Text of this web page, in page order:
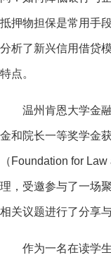
抵押物担保是常用手
分析了新兴信用借贷
特点。
温州肯恩大学金
金和院长一等奖学金
（Foundation for
理，受邀参与了一场
相关议题进行了分享与
作为一名在读学